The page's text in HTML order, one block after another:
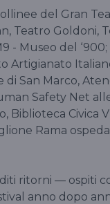
del Gran
Teatro Goldoni,
- Museo del
Artigianato
di San Marco,
Safety Net
Biblioteca Civica
Rama
ritorni — ospiti
anno dopo